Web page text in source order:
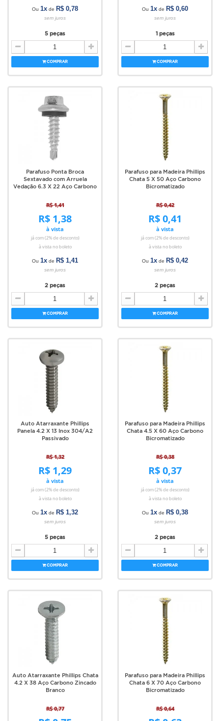
Ou 1x de R$ 0,78
sem juros
5 peças
COMPRAR
Ou 1x de R$ 0,60
sem juros
1 peças
COMPRAR
Parafuso Ponta Broca
Sextavado com Arruela
Vedação 6.3 X 22 Aço Carbono
R$ 1,41
R$ 1,38
à vista
já com (2% de desconto)
à vista no boleto
Ou 1x de R$ 1,41
sem juros
2 peças
COMPRAR
Parafuso para Madeira Phillips
Chata 5 X 50 Aço Carbono
Bicromatizado
R$ 0,42
R$ 0,41
à vista
já com (2% de desconto)
à vista no boleto
Ou 1x de R$ 0,42
sem juros
2 peças
COMPRAR
Auto Atarraxante Phillips
Panela 4.2 X 13 Inox 304/A2
Passivado
R$ 1,32
R$ 1,29
à vista
já com (2% de desconto)
à vista no boleto
Ou 1x de R$ 1,32
sem juros
5 peças
COMPRAR
Parafuso para Madeira Phillips
Chata 4.5 X 60 Aço Carbono
Bicromatizado
R$ 0,38
R$ 0,37
à vista
já com (2% de desconto)
à vista no boleto
Ou 1x de R$ 0,38
sem juros
2 peças
COMPRAR
Auto Atarraxante Phillips Chata
4.2 X 38 Aço Carbono Zincado
Branco
R$ 0,77
Parafuso para Madeira Phillips
Chata 6 X 70 Aço Carbono
Bicromatizado
R$ 0,64